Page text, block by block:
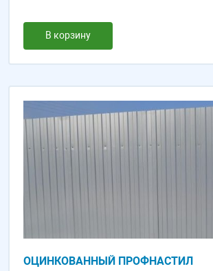
В корзину
ОЦИНКОВАННЫЙ ПРОФНАСТИЛ